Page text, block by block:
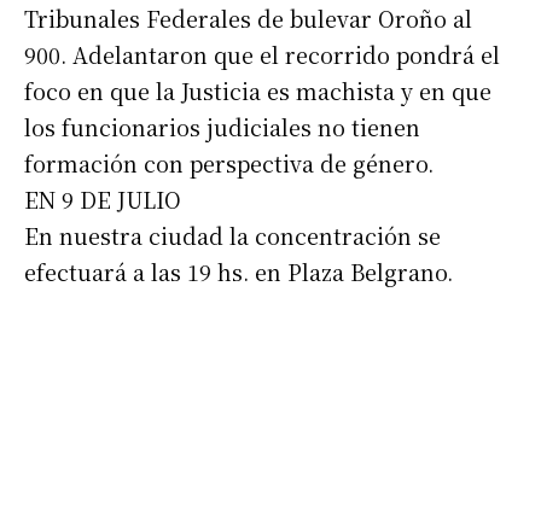
Tribunales Federales de bulevar Oroño al
900. Adelantaron que el recorrido pondrá el
foco en que la Justicia es machista y en que
los funcionarios judiciales no tienen
formación con perspectiva de género.
EN 9 DE JULIO
En nuestra ciudad la concentración se
efectuará a las 19 hs. en Plaza Belgrano.